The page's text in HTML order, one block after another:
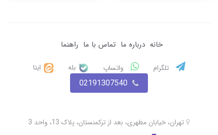
خانه درباره ما تماس با ما راهنما
تلگرام واتساپ بله ایتا
02191307540
تهران، خیابان مطهری، بعد از ترکمنستان، پلاک 13، واحد 3